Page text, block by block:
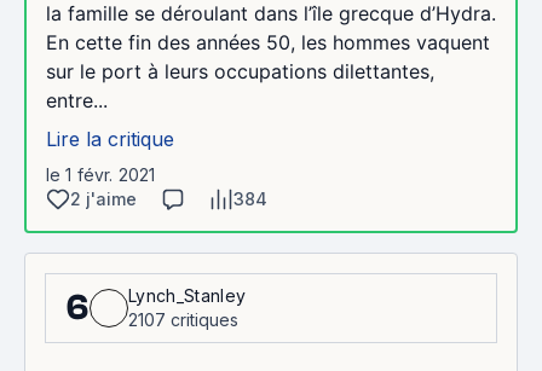
la famille se déroulant dans l’île grecque d’Hydra.
En cette fin des années 50, les hommes vaquent
sur le port à leurs occupations dilettantes,
entre...
Lire la critique
le 1 févr. 2021
2 j'aime
384
6
Lynch_Stanley
2107 critiques